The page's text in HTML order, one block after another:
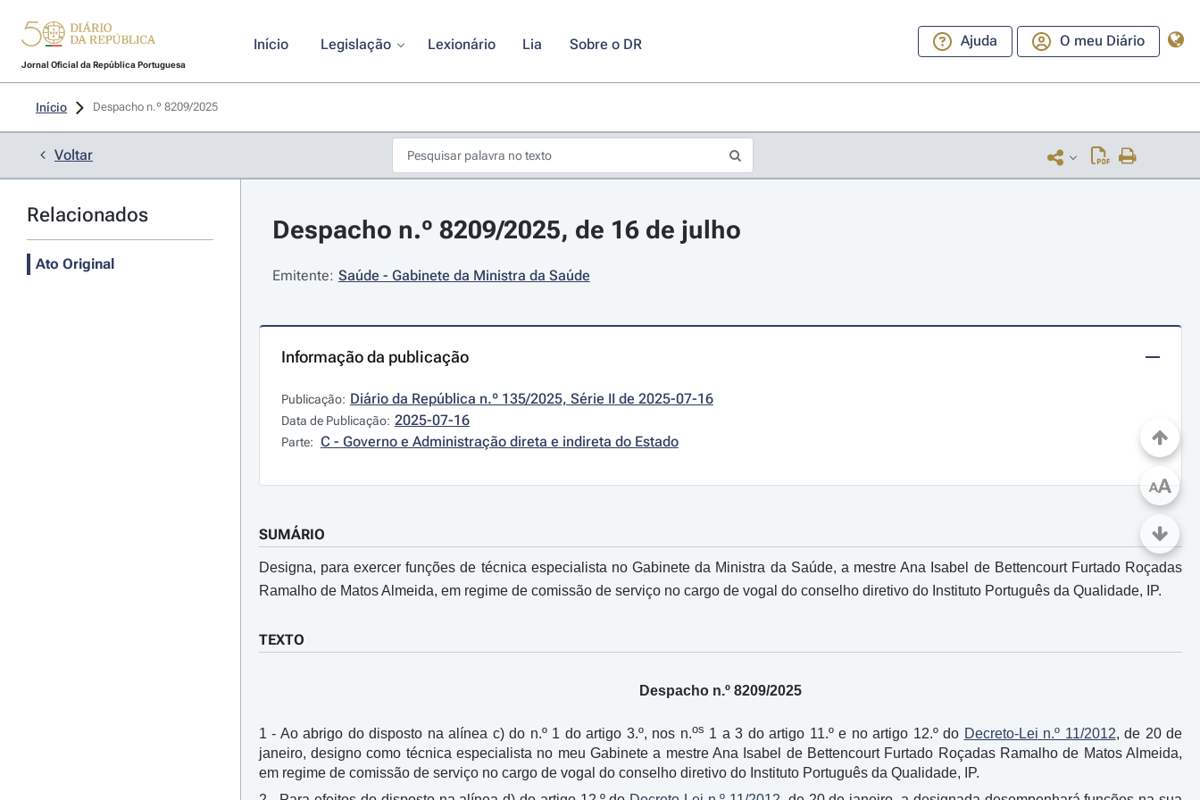
Jornal Oficial da República Portuguesa
Início Legislação Lexionário Lia Sobre o DR Ajuda O meu Diário
Início Despacho n.º 8209/2025
Voltar
Relacionados
Ato Original
Despacho n.º 8209/2025, de 16 de julho
Emitente: Saúde - Gabinete da Ministra da Saúde
Informação da publicação
Publicação: Diário da República n.º 135/2025, Série II de 2025-07-16
Data de Publicação: 2025-07-16
Parte: C - Governo e Administração direta e indireta do Estado
SUMÁRIO
Designa, para exercer funções de técnica especialista no Gabinete da Ministra da Saúde, a mestre Ana Isabel de Bettencourt Furtado Roçadas
Ramalho de Matos Almeida, em regime de comissão de serviço no cargo de vogal do conselho diretivo do Instituto Português da Qualidade, IP.
TEXTO
Despacho n.º 8209/2025
1 - Ao abrigo do disposto na alínea c) do n.º 1 do artigo 3.º, nos n.os 1 a 3 do artigo 11.º e no artigo 12.º do Decreto-Lei n.º 11/2012, de 20 de
janeiro, designo como técnica especialista no meu Gabinete a mestre Ana Isabel de Bettencourt Furtado Roçadas Ramalho de Matos Almeida,
em regime de comissão de serviço no cargo de vogal do conselho diretivo do Instituto Português da Qualidade, IP.
AA